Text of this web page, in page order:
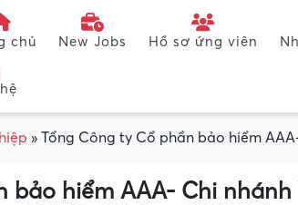
chủ New Jobs Hồ sơ ứng viên
» Tổng Công ty Cổ phần bảo hiểm
bảo hiểm AAA- Chi nhánh